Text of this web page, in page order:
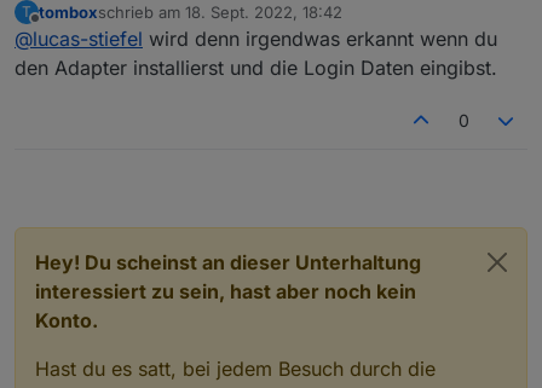
Kamera mit Bewegungserkennung), die
bewegungserkennung an und ausschalten, oder
auch diese Quick Funktionen nutzen wie "ich bin
zuhause" "zuhause verlassen", wäre super
nicht immer 5 Apps zu öffnen sondern das mit
Danke dir vielmals
T
Offline
tomboxschrieb am 18. Sept. 2022, 18:42
zuletzt editiert von
@lucas-stiefel wird denn irgendwas erkannt wenn du
den Adapter installierst und die Login Daten eingibst.
0
Hey! Du scheinst an dieser Unterhaltung
interessiert zu sein, hast aber noch kein
Konto.
Hast du es satt, bei jedem Besuch durch die